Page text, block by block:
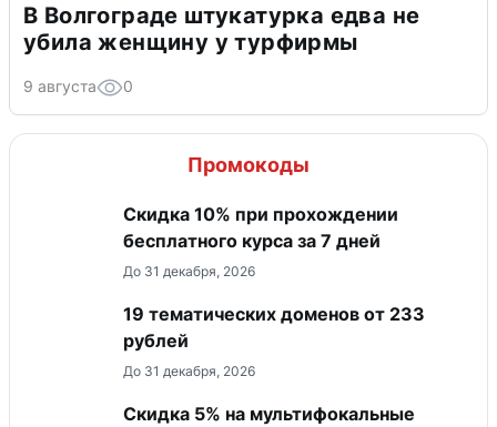
В Волгограде штукатурка едва не
убила женщину у турфирмы
9 августа 0
Промокоды
Скидка 10% при прохождении
бесплатного курса за 7 дней
До 31 декабря, 2026
19 тематических доменов от 233
рублей
До 31 декабря, 2026
Скидка 5% на мультифокальные